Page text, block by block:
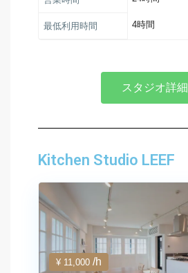
最低利用時間 4時間
スタジオ詳細
Kitchen Studio LEEF
¥ 11,000/h